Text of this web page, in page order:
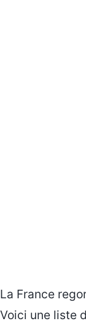
La France
Voici une liste